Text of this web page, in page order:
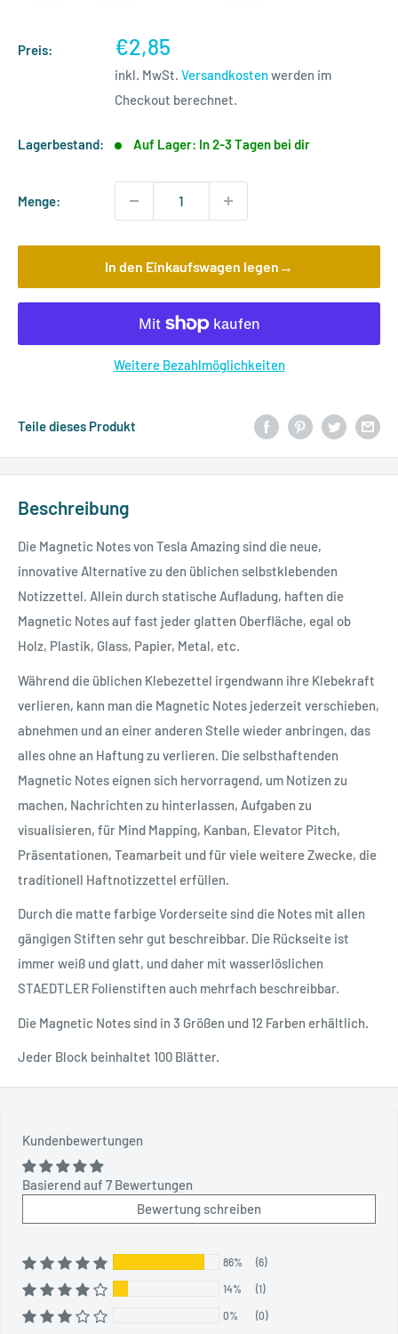
Preis: Sonderpreis
€2,85
inkl. MwSt. Versandkostenwerden im
Checkout berechnet.
Lagerbestand: Auf Lager: In 2-3 Tagen bei dir
Menge:
In den Einkaufswagen legen→
Weitere Bezahlmöglichkeiten
Teile dieses Produkt
Beschreibung
Die Magnetic Notes von Tesla Amazing sind die neue,
innovative Alternative zu den üblichen selbstklebenden
Notizzettel. Allein durch statische Aufladung, haften die
Magnetic Notes auf fast jeder glatten Oberfläche, egal ob
Holz, Plastik, Glass, Papier, Metal, etc.
Während die üblichen Klebezettel irgendwann ihre Klebekraft
verlieren, kann man die Magnetic Notes jederzeit verschieben,
abnehmen und an einer anderen Stelle wieder anbringen, das
alles ohne an Haftung zu verlieren. Die selbsthaftenden
Magnetic Notes eignen sich hervorragend, um Notizen zu
machen, Nachrichten zu hinterlassen, Aufgaben zu
visualisieren, für Mind Mapping, Kanban, Elevator Pitch,
Präsentationen, Teamarbeit und für viele weitere Zwecke, die
traditionell Haftnotizzettel erfüllen.
Durch die matte farbige Vorderseite sind die Notes mit allen
gängigen Stiften sehr gut beschreibbar. Die Rückseite ist
immer weiß und glatt, und daher mit wasserlöslichen
STAEDTLER Folienstiften auch mehrfach beschreibbar.
Die Magnetic Notes sind in 3 Größen und 12 Farben erhältlich.
Jeder Block beinhaltet 100 Blätter.
Kundenbewertungen
Basierend auf 7 Bewertungen
Bewertung schreiben
86% (6)
14% (1)
0% (0)